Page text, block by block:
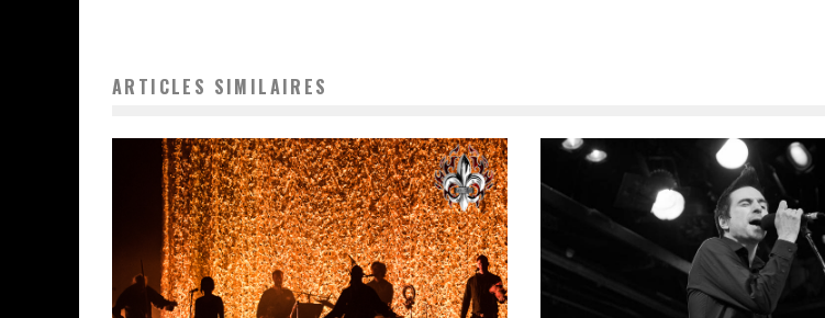
ARTICLES SIMILAIRES